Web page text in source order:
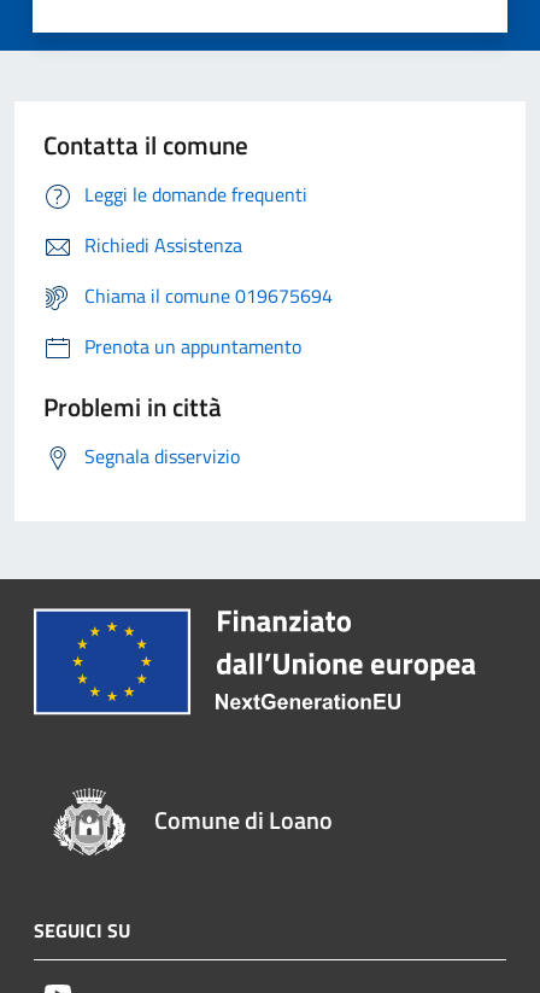
Contatta il comune
Leggi le domande frequenti
Richiedi Assistenza
Chiama il comune 019675694
Prenota un appuntamento
Problemi in città
Segnala disservizio
Comune di Loano
SEGUICI SU